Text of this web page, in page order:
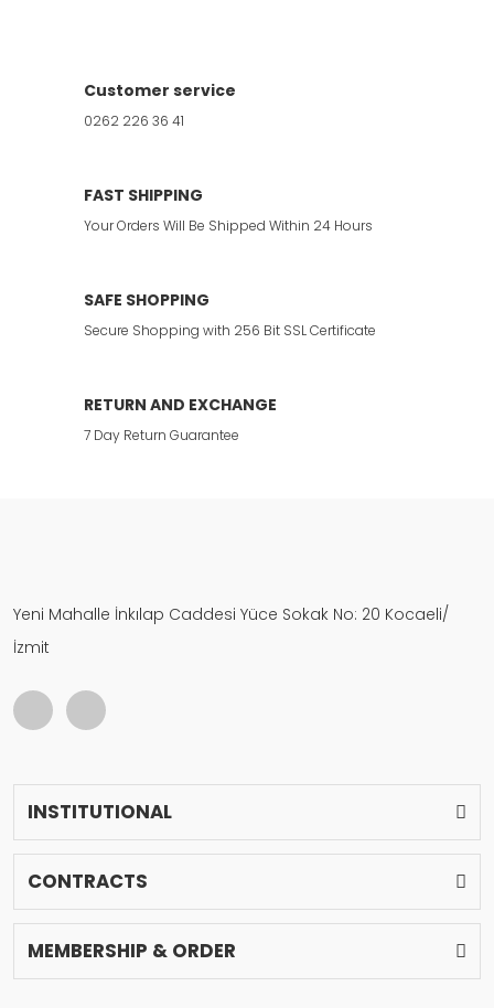
Customer service
0262 226 36 41
FAST SHIPPING
Your Orders Will Be Shipped Within 24 Hours
SAFE SHOPPING
Secure Shopping with 256 Bit SSL Certificate
RETURN AND EXCHANGE
7 Day Return Guarantee
Yeni Mahalle İnkılap Caddesi Yüce Sokak No: 20 Kocaeli/
İzmit
INSTITUTIONAL
CONTRACTS
MEMBERSHIP & ORDER